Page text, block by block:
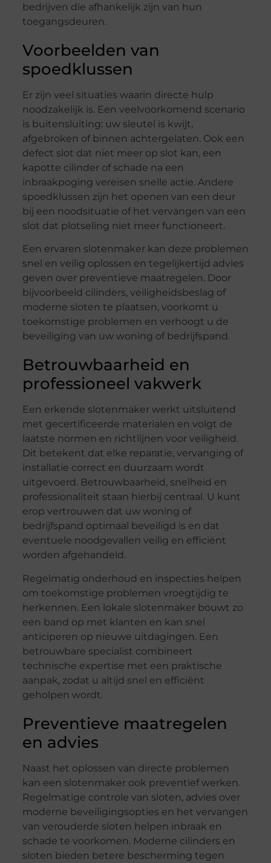
bedrijven die afhankelijk zijn van hun
toegangsdeuren.
Voorbeelden van
spoedklussen
Er zijn veel situaties waarin directe hulp
noodzakelijk is. Een veelvoorkomend scenario
is buitensluiting: uw sleutel is kwijt,
afgebroken of binnen achtergelaten. Ook een
defect slot dat niet meer op slot kan, een
kapotte cilinder of schade na een
inbraakpoging vereisen snelle actie. Andere
spoedklussen zijn het openen van een deur
bij een noodsituatie of het vervangen van een
slot dat plotseling niet meer functioneert.
Een ervaren slotenmaker kan deze problemen
snel en veilig oplossen en tegelijkertijd advies
geven over preventieve maatregelen. Door
bijvoorbeeld cilinders, veiligheidsbeslag of
moderne sloten te plaatsen, voorkomt u
toekomstige problemen en verhoogt u de
beveiliging van uw woning of bedrijfspand.
Betrouwbaarheid en
professioneel vakwerk
Een erkende slotenmaker werkt uitsluitend
met gecertificeerde materialen en volgt de
laatste normen en richtlijnen voor veiligheid.
Dit betekent dat elke reparatie, vervanging of
installatie correct en duurzaam wordt
uitgevoerd. Betrouwbaarheid, snelheid en
professionaliteit staan hierbij centraal. U kunt
erop vertrouwen dat uw woning of
bedrijfspand optimaal beveiligd is en dat
eventuele noodgevallen veilig en efficiënt
worden afgehandeld.
Regelmatig onderhoud en inspecties helpen
om toekomstige problemen vroegtijdig te
herkennen. Een lokale slotenmaker bouwt zo
een band op met klanten en kan snel
anticiperen op nieuwe uitdagingen. Een
betrouwbare specialist combineert
technische expertise met een praktische
aanpak, zodat u altijd snel en efficiënt
geholpen wordt.
Preventieve maatregelen
en advies
Naast het oplossen van directe problemen
kan een slotenmaker ook preventief werken.
Regelmatige controle van sloten, advies over
moderne beveiligingsopties en het vervangen
van verouderde sloten helpen inbraak en
schade te voorkomen. Moderne cilinders en
sloten bieden betere bescherming tegen